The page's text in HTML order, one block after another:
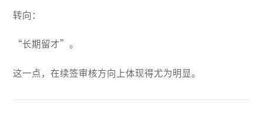
转向：
“长期留才”。
这一点，在续签审核方向上体现得尤为明显。